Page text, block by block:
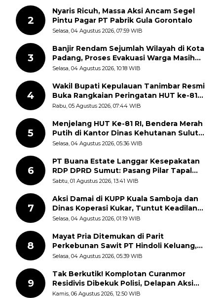
2
Nyaris Ricuh, Massa Aksi Ancam Segel
Pintu Pagar PT Pabrik Gula Gorontalo
Selasa, 04 Agustus 2026, 07:59 WIB
3
Banjir Rendam Sejumlah Wilayah di Kota
Padang, Proses Evakuasi Warga Masih
Berlangsung
Selasa, 04 Agustus 2026, 10:18 WIB
4
Wakil Bupati Kepulauan Tanimbar Resmi
Buka Rangkaian Peringatan HUT ke-81
Kemerdekaan RI, ASN Diajak Perkuat
Rabu, 05 Agustus 2026, 07:44 WIB
5
Menjelang HUT Ke-81 RI, Bendera Merah
Putih di Kantor Dinas Kehutanan Sulut
Disorot Warga
Selasa, 04 Agustus 2026, 05:36 WIB
6
PT Buana Estate Langgar Kesepakatan
RDP DPRD Sumut: Pasang Pilar Tapal
Batas Sepihak Tanpa Libatkan
Sabtu, 01 Agustus 2026, 13:41 WIB
7
Aksi Damai di KUPP Kuala Samboja dan
Dinas Koperasi Kukar, Tuntut Keadilan
dan Kesempatan Kerja yang Adil
Selasa, 04 Agustus 2026, 01:19 WIB
8
Mayat Pria Ditemukan di Parit
Perkebunan Sawit PT Hindoli Keluang,
Polisi Selidiki Penyebab Kematian
Selasa, 04 Agustus 2026, 05:39 WIB
9
Tak Berkutik! Komplotan Curanmor
Residivis Dibekuk Polisi, Delapan Aksi
Curanmor Di Candipuro Terungkap
Kamis, 06 Agustus 2026, 12:50 WIB